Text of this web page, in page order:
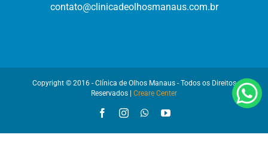
contato@clinicadeolhosmanaus.com.br
Copyright © 2016 - Clínica de Olhos Manaus - Todos os Direitos
Reservados | Creare Center
FacebookInstagramWhatsAppYouTube